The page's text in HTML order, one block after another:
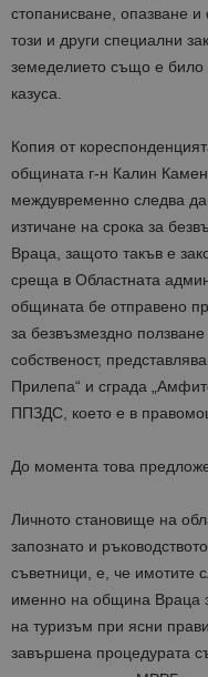
стопанисване, опазване
този и други специални
земеделието също е било
казуса.
Копия от
общината г-н Калин
междувременно следва
изтичане на срока за
Враца, защото такъв е
среща в Областната
общината бе отправено
за безвъзмездно
собственост,
Прилепа“ и сграда
ППЗДС, което е в
До момента това
Личното становище на
запознато и
съветници, е, че имотите
именно на община Враца
на туризъм при ясни
завършена процедурата